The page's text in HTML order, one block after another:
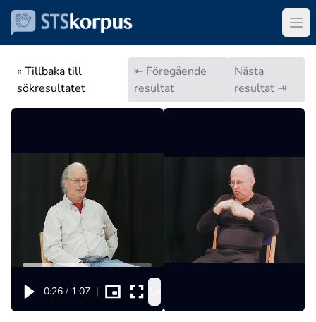
« Tillbaka till
sökresultatet
⇤ Föregående
resultat
Nästa
resultat ⇥
0:26 / 1:07 |